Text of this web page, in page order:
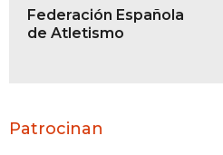
Federación Española
de Atletismo
Patrocinan